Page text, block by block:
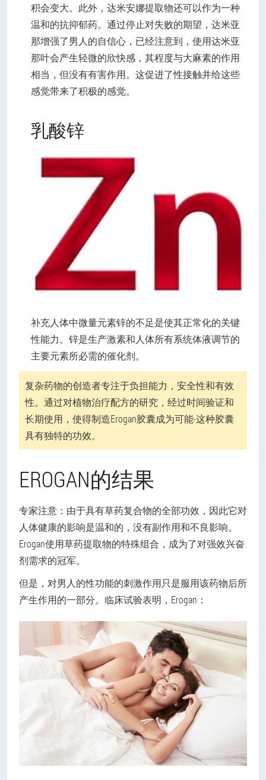
积会变大。此外，达米安娜提取物还可以作为一种
温和的抗抑郁药。通过停止对失败的期望，达米亚
那增强了男人的自信心，已经注意到，使用达米亚
那叶会产生轻微的欣快感，其程度与大麻素的作用
相当，但没有有害作用。这促进了性接触并给这些
感觉带来了积极的感觉。
乳酸锌
补充人体中微量元素锌的不足是使其正常化的关键
性能力。锌是生产激素和人体所有系统体液调节的
主要元素所必需的催化剂。
复杂药物的创造者专注于负担能力，安全性和有效
性。通过对植物治疗配方的研究，经过时间验证和
长期使用，使得制造Erogan胶囊成为可能-这种胶囊
具有独特的功效。
EROGAN的结果
专家注意：由于具有草药复合物的全部功效，因此它对
人体健康的影响是温和的，没有副作用和不良影响。
Erogan使用草药提取物的特殊组合，成为了对强效兴奋
剂需求的冠军。
但是，对男人的性功能的刺激作用只是服用该药物后所
产生作用的一部分。临床试验表明，Erogan：